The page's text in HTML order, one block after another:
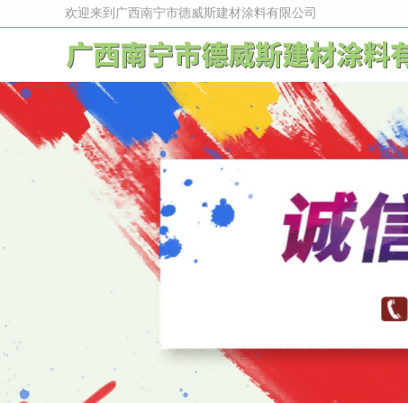
欢迎来到广西南宁市德威斯建材涂料有限公司